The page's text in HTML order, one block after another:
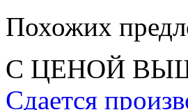
Похожих
С ЦЕНОЙ
Сдается